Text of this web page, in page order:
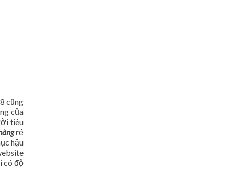
cũng
của
tiêu
rẻ
hậu
có độ